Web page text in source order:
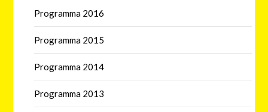
Programma 2016
Programma 2015
Programma 2014
Programma 2013